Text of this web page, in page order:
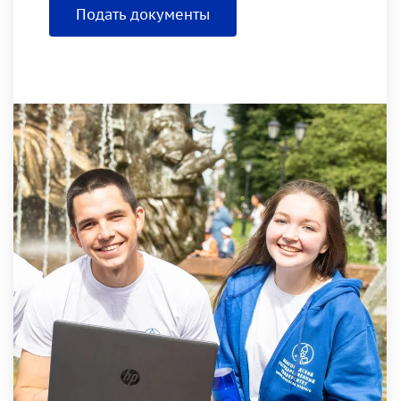
Подать документы